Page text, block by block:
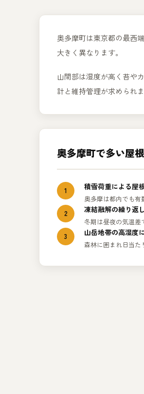
奥多摩町は東京都の最西
大きく異なります。
山間部は湿度が高く苔や
計と維持管理が求められま
奥多摩町で多い屋
1 積雪荷重による屋
奥多摩は都内でも
2
凍結融解の繰り返
冬期は昼夜の気温差
3
山岳地帯の高湿度
森林に囲まれ日当た